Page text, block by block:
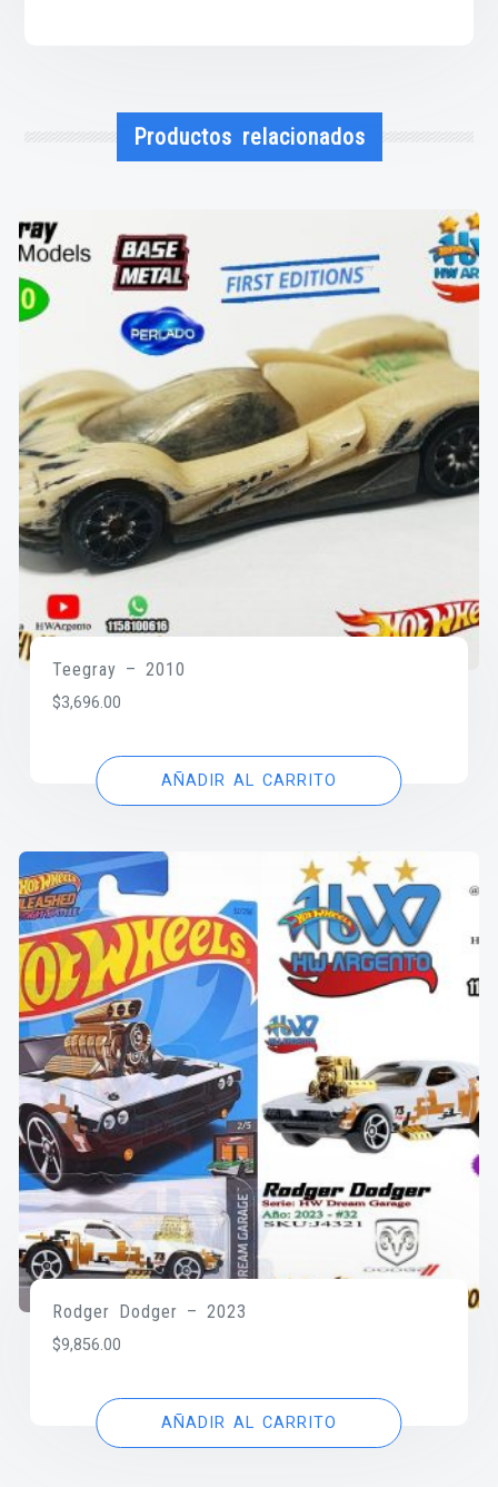
Productos relacionados
Teegray – 2010
$3,696.00
AÑADIR AL CARRITO
Rodger Dodger – 2023
$9,856.00
AÑADIR AL CARRITO